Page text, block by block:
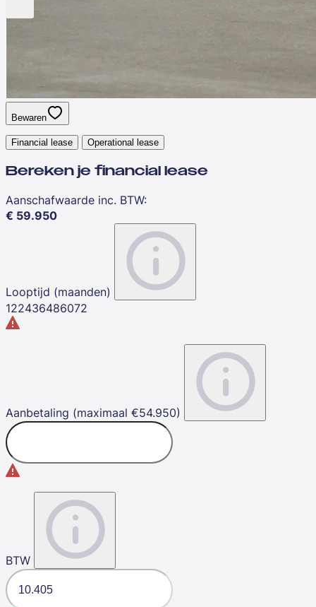
Bewaren
Financial lease Operational lease
Bereken je financial lease
Aanschafwaarde inc. BTW:
€ 59.950
Looptijd (maanden)
122436486072
Aanbetaling (maximaal €54.950)
BTW